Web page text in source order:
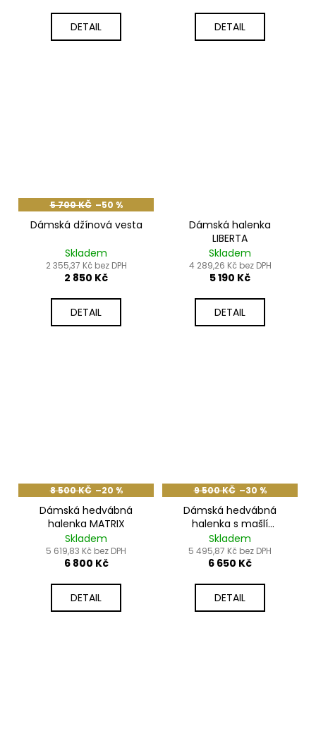
DETAIL DETAIL
5 700 KČ –50 %
Dámská džínová vesta
Skladem
2 355,37 Kč bez DPH
2 850 Kč
DETAIL
Dámská halenka
LIBERTA
Skladem
4 289,26 Kč bez DPH
5 190 Kč
DETAIL
8 500 KČ –20 %
Dámská hedvábná
halenka MATRIX
Skladem
5 619,83 Kč bez DPH
6 800 Kč
DETAIL
9 500 KČ –30 %
Dámská hedvábná
halenka s mašlí
MATRIX
Skladem
5 495,87 Kč bez DPH
6 650 Kč
DETAIL